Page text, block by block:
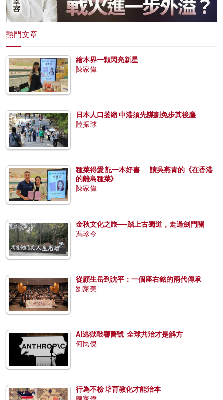
熱門文章
繪本界一顆閃亮新星
陳家偉
日本人口萎縮 中港須先謀劃免步其後塵
陸振球
種菜得愛 記一本好書──讀吳燕青的《在香港
的離島種菜》
陳家偉
金秋文化之旅──踏上古蜀道，走過劍門關
馮珍今
從顧生岳到沈平：一個座右銘的兩代傳承
劉家美
AI逃獄敲響警號 全球共治才是解方
何民傑
行為不檢 培育教化才能治本